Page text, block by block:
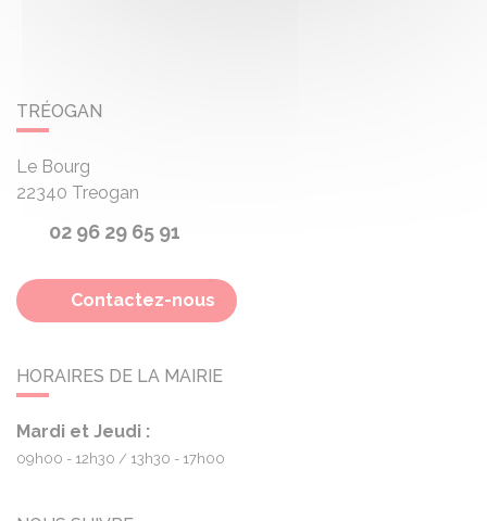
TRÉOGAN
Le Bourg
22340 Treogan
02 96 29 65 91
Contactez-nous
HORAIRES DE LA MAIRIE
Mardi et Jeudi :
09h00 - 12h30 13h30 - 17h00